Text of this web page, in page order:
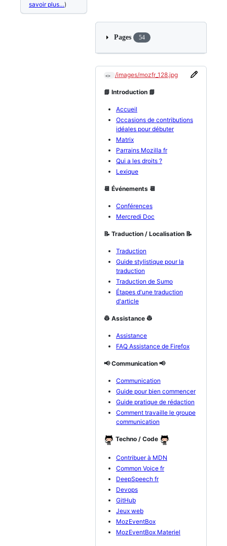
savoir plus…)
Pages 54
<> /images/mozfr_128.jpg
📘 Introduction 📘
Accueil
Occasions de contributions
idéales pour débuter
Matrix
Parrains Mozilla fr
Qui a les droits ?
Lexique
📆 Événements 📆
Conférences
Mercredi Doc
📝 Traduction / Localisation 📝
Traduction
Guide stylistique pour la
traduction
Traduction de Sumo
Étapes d'une traduction
d'article
👷 Assistance 👷
Assistance
FAQ Assistance de Firefox
📢 Communication 📢
Communication
Guide pour bien commencer
Guide pratique de rédaction
Comment travaille le groupe
communication
Techno / Code
Contribuer à MDN
Common Voice fr
DeepSpeech fr
Devops
GitHub
Jeux web
MozEventBox
MozEventBox Materiel